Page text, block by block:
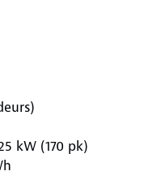
kW (170 pk)